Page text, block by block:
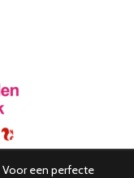
Voor een perfecte